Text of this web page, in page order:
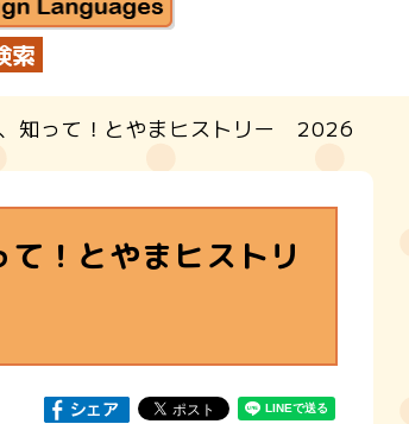
知って！とやまヒストリー 2026
！とやまヒストリ